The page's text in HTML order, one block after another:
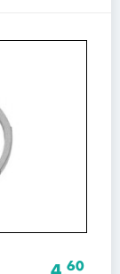
60